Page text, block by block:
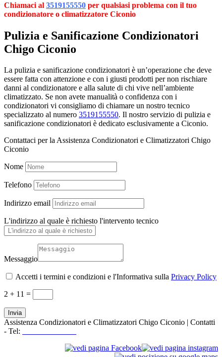
Chiamaci al 3519155550 per qualsiasi problema con il tuo
condizionatore o climatizzatore Ciconio
Pulizia e Sanificazione Condizionatori
Chigo Ciconio
La pulizia e sanificazione condizionatori è un’operazione che deve
essere fatta con attenzione e con i giusti prodotti per non rischiare
danni al condizionatore e alla salute di chi vive nell’ambiente
climatizzato. Se non avete manualità o confidenza con i
condizionatori vi consigliamo di chiamare un nostro tecnico
specializzato al numero 3519155550. Il nostro servizio di pulizia e
sanificazione condizionatori è dedicato esclusivamente a Ciconio.
Contattaci per la Assistenza Condizionatori e Climatizzatori Chigo
Ciconio
Nome
Telefono
Indirizzo email
L'indirizzo al quale è richiesto l'intervento tecnico
Messaggio
Accetti i termini e condizioni e l'Informativa sulla Privacy Policy
2 + 11 =
Invia
Assistenza Condizionatori e Climatizzatori Chigo Ciconio | Contatti
- Tel: